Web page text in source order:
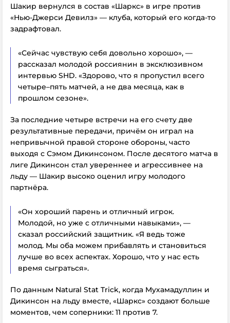
Шакир вернулся в состав «Шаркс» в игре против
«Нью-Джерси Девилз» — клуба, который его когда-то
задрафтовал.
«Сейчас чувствую себя довольно хорошо», —
рассказал молодой россиянин в эксклюзивном
интервью SHD. «Здорово, что я пропустил всего
четыре–пять матчей, а не два месяца, как в
прошлом сезоне».
За последние четыре встречи на его счету две
результативные передачи, причём он играл на
непривычной правой стороне обороны, часто
выходя с Сэмом Дикинсоном. После десятого матча в
лиге Дикинсон стал увереннее и агрессивнее на
льду — Шакир высоко оценил игру молодого
партнёра.
«Он хороший парень и отличный игрок.
Молодой, но уже с отличными навыками», —
сказал российский защитник. «Я ведь тоже
молод. Мы оба можем прибавлять и становиться
лучше во всех аспектах. Хорошо, что у нас есть
время сыграться».
По данным Natural Stat Trick, когда Мухамадуллин и
Дикинсон на льду вместе, «Шаркс» создают больше
моментов, чем соперники: 11 против 7.